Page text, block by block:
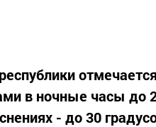
в ночные часы до
- до 30